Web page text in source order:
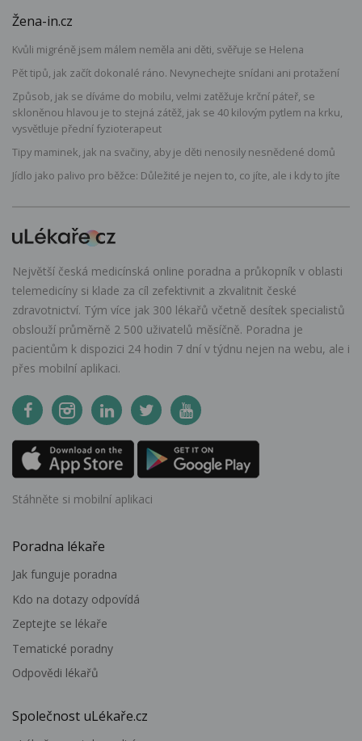
Žena-in.cz
Kvůli migréně jsem málem neměla ani děti, svěřuje se Helena
Pět tipů, jak začít dokonalé ráno. Nevynechejte snídani ani protažení
Způsob, jak se díváme do mobilu, velmi zatěžuje krční páteř, se
skloněnou hlavou je to stejná zátěž, jak se 40 kilovým pytlem na krku,
vysvětluje přední fyzioterapeut
Tipy maminek, jak na svačiny, aby je děti nenosily nesnědené domů
Jídlo jako palivo pro běžce: Důležité je nejen to, co jíte, ale i kdy to jíte
Největší česká medicínská online poradna a průkopník v oblasti
telemedicíny si klade za cíl zefektivnit a zkvalitnit české
zdravotnictví. Tým více jak 300 lékařů včetně desítek specialistů
obslouží průměrně 2 500 uživatelů měsíčně. Poradna je
pacientům k dispozici 24 hodin 7 dní v týdnu nejen na webu, ale i
přes mobilní aplikaci.
Stáhněte si mobilní aplikaci
Poradna lékaře
Jak funguje poradna
Kdo na dotazy odpovídá
Zeptejte se lékaře
Tematické poradny
Odpovědi lékařů
Společnost uLékaře.cz